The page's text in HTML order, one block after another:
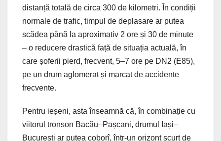
distanță totală de circa 300 de kilometri. În condiții
normale de trafic, timpul de deplasare ar putea
scădea până la aproximativ 2 ore și 30 de minute
– o reducere drastică față de situația actuală, în
care șoferii pierd, frecvent, 5–7 ore pe DN2 (E85),
pe un drum aglomerat și marcat de accidente
frecvente.
Pentru ieșeni, asta înseamnă că, în combinație cu
viitorul tronson Bacău–Pașcani, drumul Iași–
București ar putea coborî, într-un orizont scurt de